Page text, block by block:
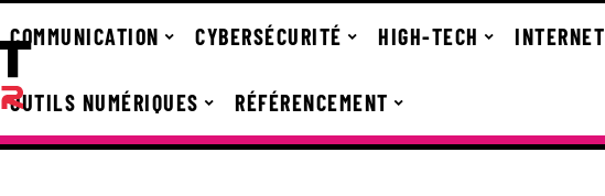
COMMUNICATION CYBERSÉCURITÉ HIGH-TECH INTERNET
OUTILS NUMÉRIQUES RÉFÉRENCEMENT